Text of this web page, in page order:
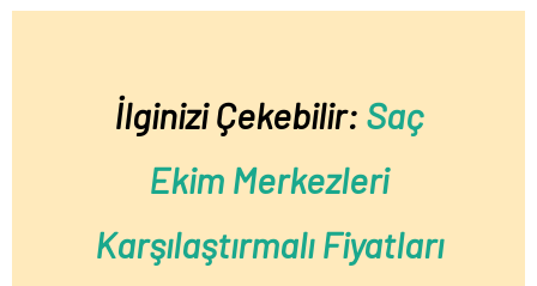
İlginizi Çekebilir: Saç
Ekim Merkezleri
Karşılaştırmalı Fiyatları